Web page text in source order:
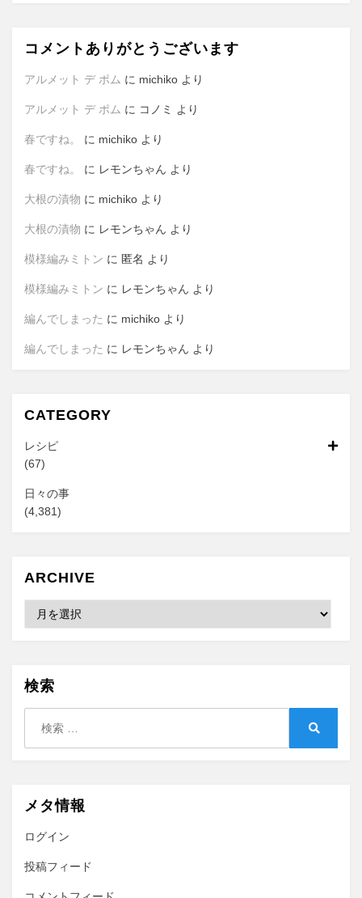
コメントありがとうございます
アルメット デ ポム に michiko より
アルメット デ ポム に コノミ より
春ですね。 に michiko より
春ですね。 に レモンちゃん より
大根の漬物 に michiko より
大根の漬物 に レモンちゃん より
模様編みミトン に 匿名 より
模様編みミトン に レモンちゃん より
編んでしまった に michiko より
編んでしまった に レモンちゃん より
CATEGORY
レシピ
(67)
日々の事
(4,381)
ARCHIVE
Archive
検索
メタ情報
ログイン
投稿フィード